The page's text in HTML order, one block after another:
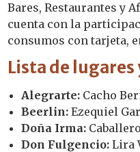
Bares, Restaurantes y
cuenta con la
consumos con tarjeta,
Lista de
Alegrarte: Cacho
Beerlin: Ezequiel
Doña Irma:
Don Fulgencio: Lira